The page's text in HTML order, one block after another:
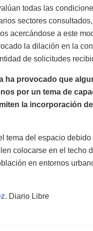
todas las
sectores
acercándose a este
la dilación en la
de solicitudes
ha provocado que
por un tema de
la incorporación
tema del espacio debido
colocarse en el techo
en entornos
. Diario Libre